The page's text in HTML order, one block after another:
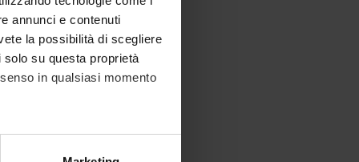
annunci e contenuti
la possibilità di scegliere
su questa proprietà
in qualsiasi momento
metro,